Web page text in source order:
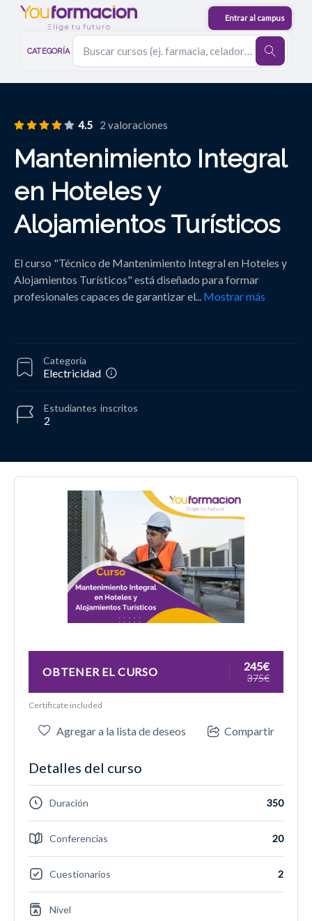
CATEGORÍA
4.5 2 valoraciones
Mantenimiento Integral
en Hoteles y
Alojamientos Turísticos
El curso "Técnico de Mantenimiento Integral en Hoteles y
Alojamientos Turísticos" está diseñado para formar
profesionales capaces de garantizar el... Mostrar más
Categoría
Electricidad
2
Estudiantes inscritos
OBTENER EL CURSO 245€
375€
Certificate included
Agregar a la lista de deseos Compartir
Detalles del curso
Duración 350
Conferencias 20
Cuestionarios 2
Nivel